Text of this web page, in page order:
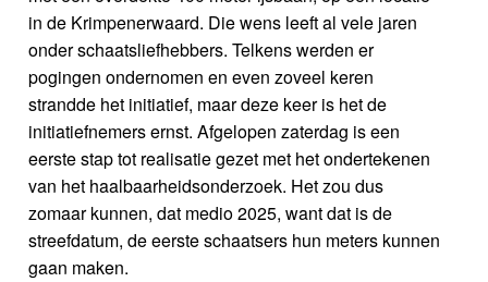
in de Krimpenerwaard. Die wens leeft al vele jaren
onder schaatsliefhebbers. Telkens werden er
pogingen ondernomen en even zoveel keren
strandde het initiatief, maar deze keer is het de
initiatiefnemers ernst. Afgelopen zaterdag is een
eerste stap tot realisatie gezet met het ondertekenen
van het haalbaarheidsonderzoek. Het zou dus
zomaar kunnen, dat medio 2025, want dat is de
streefdatum, de eerste schaatsers hun meters kunnen
gaan maken.